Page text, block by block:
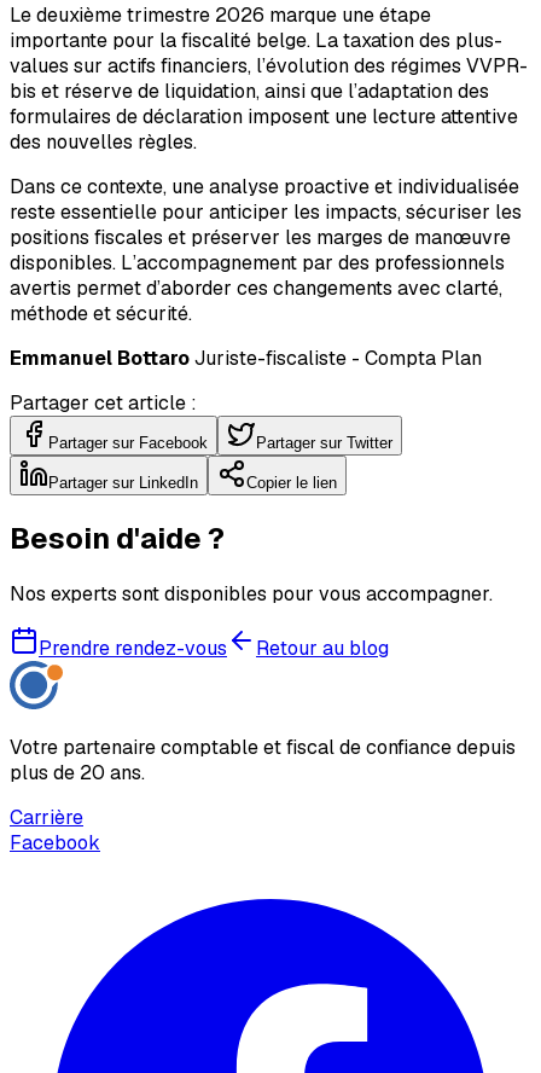
Le deuxième trimestre 2026 marque une étape
importante pour la fiscalité belge. La taxation des plus-
values sur actifs financiers, l’évolution des régimes VVPR-
bis et réserve de liquidation, ainsi que l’adaptation des
formulaires de déclaration imposent une lecture attentive
des nouvelles règles.
Dans ce contexte, une analyse proactive et individualisée
reste essentielle pour anticiper les impacts, sécuriser les
positions fiscales et préserver les marges de manœuvre
disponibles. L’accompagnement par des professionnels
avertis permet d’aborder ces changements avec clarté,
méthode et sécurité.
Emmanuel BottaroJuriste-fiscaliste - Compta Plan
Partager cet article :
Partager sur Facebook Partager sur Twitter
Partager sur LinkedIn Copier le lien
Besoin d'aide ?
Nos experts sont disponibles pour vous accompagner.
Prendre rendez-vous Retour au blog
Votre partenaire comptable et fiscal de confiance depuis
plus de 20 ans.
Carrière
Facebook